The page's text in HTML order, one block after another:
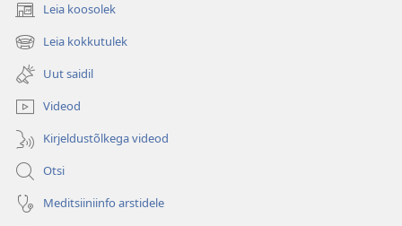
Leia koosolek
(avab
uue
akna)
Leia kokkutulek
(avab
uue
akna)
Uut saidil
Videod
Kirjeldustõlkega videod
Otsi
Meditsiiniinfo arstidele